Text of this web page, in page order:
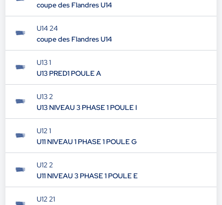
coupe des Flandres U14
U14 24
coupe des Flandres U14
U13 1
U13 PRED1 POULE A
U13 2
U13 NIVEAU 3 PHASE 1 POULE I
U12 1
U11 NIVEAU 1 PHASE 1 POULE G
U12 2
U11 NIVEAU 3 PHASE 1 POULE E
U12 21